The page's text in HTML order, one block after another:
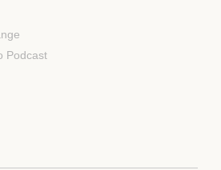
Podcast